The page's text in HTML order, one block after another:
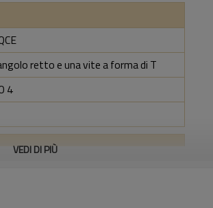
retto e una vite a forma di T
4
VEDI DI PIÙ